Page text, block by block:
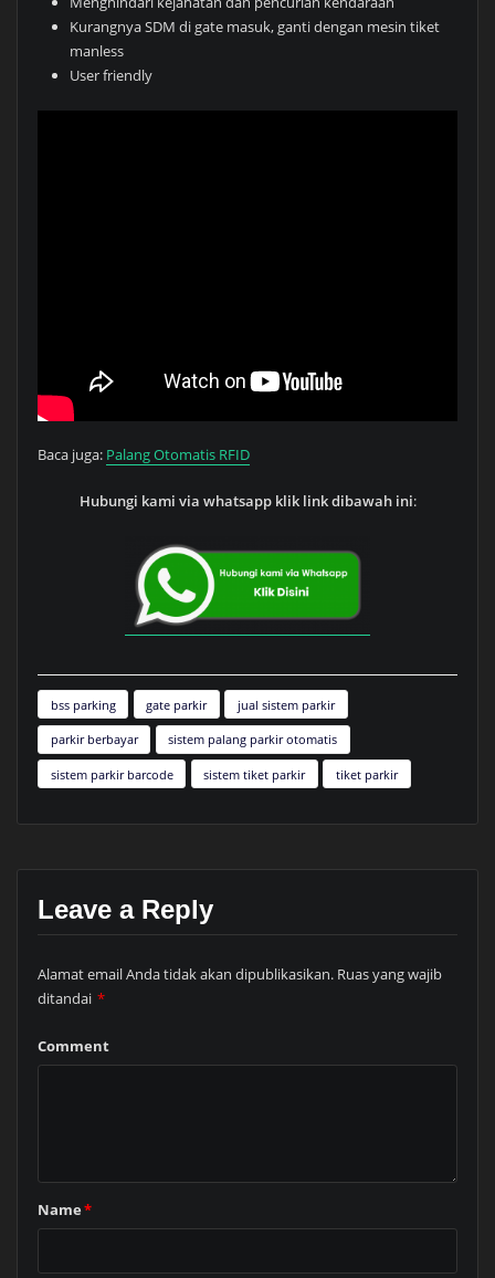
Kurangnya SDM di gate masuk, ganti dengan mesin tiket
manless
User friendly
Baca juga: Palang Otomatis RFID
Hubungi kami via whatsapp klik link dibawah ini:
bss parking gate parkir jual sistem parkir
parkir berbayar sistem palang parkir otomatis
sistem parkir barcode sistem tiket parkir tiket parkir
Leave a Reply
Alamat email Anda tidak akan dipublikasikan. Ruas yang wajib
ditandai *
Comment
Name*